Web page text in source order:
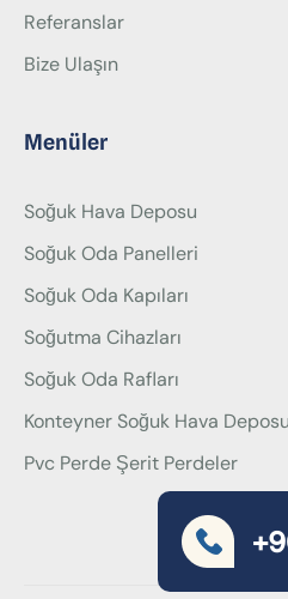
Referanslar
Bize Ulaşın
Menüler
Soğuk Hava Deposu
Soğuk Oda Panelleri
Soğuk Oda Kapıları
Soğutma Cihazları
Soğuk Oda Rafları
Konteyner Soğuk Hava Deposu
Pvc Perde Şerit Perdeler